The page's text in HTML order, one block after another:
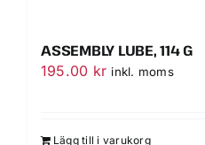
ASSEMBLY LUBE, 114 G
195.00 kr inkl. moms
Lägg till i varukorg